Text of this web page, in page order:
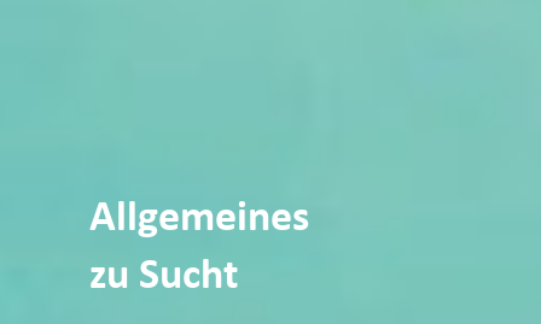
All­ge­mei­nes
zu Sucht